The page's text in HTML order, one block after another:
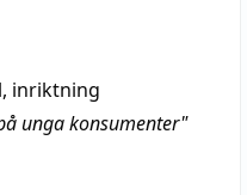
inriktning
unga konsumenter"